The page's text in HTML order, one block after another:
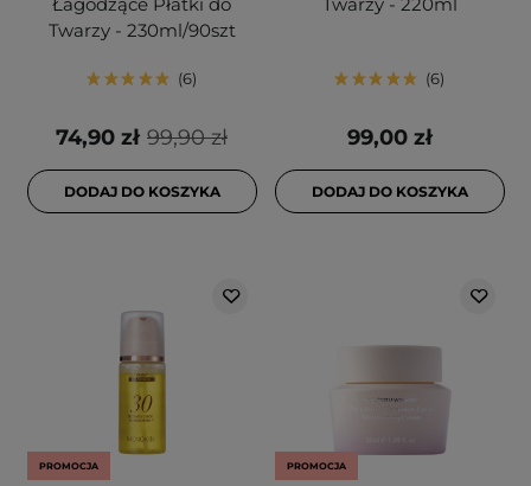
Łagodzące Płatki do
Twarzy - 230ml/90szt
6
99,90 zł
74,90 zł
DODAJ DO KOSZYKA
Twarzy - 220ml
6
99,00 zł
DODAJ DO KOSZYKA
PROMOCJA PROMOCJA